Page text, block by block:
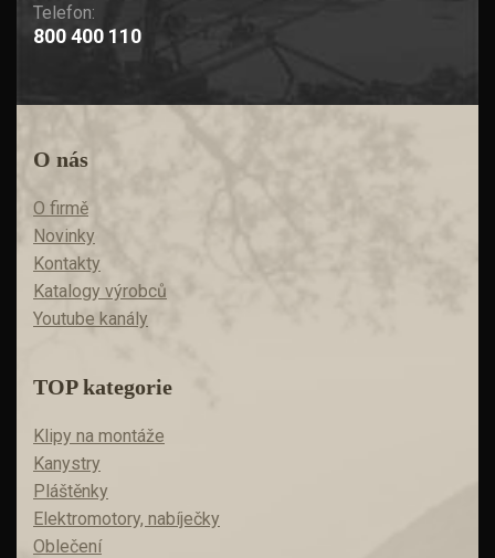
Telefon:
800 400 110
O nás
O firmě
Novinky
Kontakty
Katalogy výrobců
Youtube kanály
TOP kategorie
Klipy na montáže
Kanystry
Pláštěnky
Elektromotory, nabíječky
Oblečení